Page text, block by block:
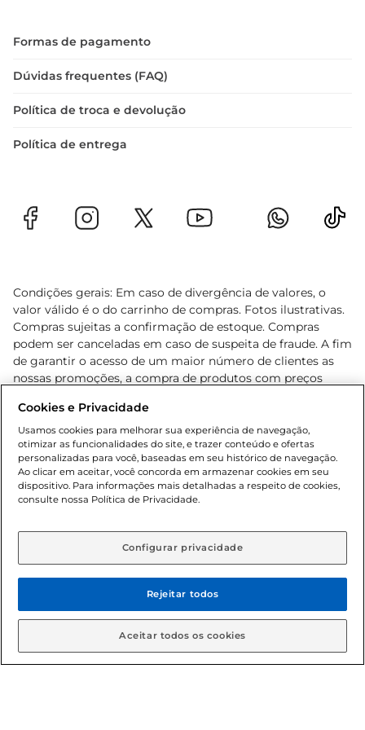
Formas de pagamento
Dúvidas frequentes (FAQ)
Política de troca e devolução
Política de entrega
Condições gerais: Em caso de divergência de valores, o
valor válido é o do carrinho de compras. Fotos ilustrativas.
Compras sujeitas a confirmação de estoque. Compras
podem ser canceladas em caso de suspeita de fraude. A fim
de garantir o acesso de um maior número de clientes as
nossas promoções, a compra de produtos com preços
cliente. Os preços, ofertas e condições são exclusivos para
o e-commerce e válidos durante o dia de hoje, podendo
sofrer alterações sem prévia notificação. Proibida a venda
de bebidas alcoólicas para menores de 18 anos, conforme
Lei n.º 8069/90, art. 81, inciso II (Estatuto da Criança e do
Adolescente). Preços e condições exclusivos para o
aviso prévio. O valor mínimo para as compras on-line é de
© 2026 Copyright. Todos os direitos
reservados Gbarbosa.
Cookies e Privacidade
Usamos cookies para melhorar sua experiência de navegação,
otimizar as funcionalidades do site, e trazer conteúdo e ofertas
personalizadas para você, baseadas em seu histórico de navegação.
Ao clicar em aceitar, você concorda em armazenar cookies em seu
dispositivo. Para informações mais detalhadas a respeito de cookies,
consulte nossa Política de Privacidade.
Configurar privacidade
Rejeitar todos
Aceitar todos os cookies